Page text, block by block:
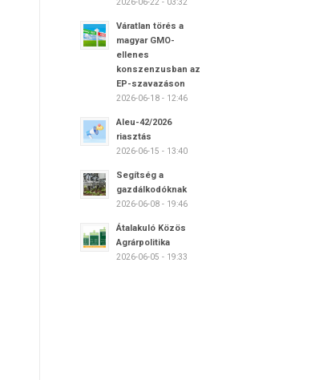
2026-06-22 - 03:32
Váratlan törés a
magyar GMO-
ellenes
konszenzusban az
EP-szavazáson
2026-06-18 - 12:46
Aleu-42/2026
riasztás
2026-06-15 - 13:40
Segítség a
gazdálkodóknak
2026-06-08 - 19:46
Átalakuló Közös
Agrárpolitika
2026-06-05 - 19:33